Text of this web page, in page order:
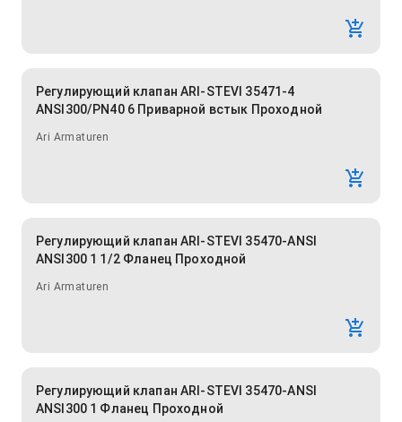
Регулирующий клапан ARI-STEVI 35471-4
ANSI300/PN40 6 Приварной встык Проходной
Ari Armaturen
Регулирующий клапан ARI-STEVI 35470-ANSI
ANSI300 1 1/2 Фланец Проходной
Ari Armaturen
Регулирующий клапан ARI-STEVI 35470-ANSI
ANSI300 1 Фланец Проходной